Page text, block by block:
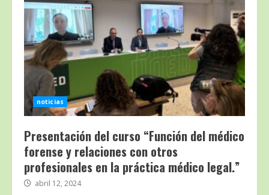
noticias
Presentación del curso “Función del médico
forense y relaciones con otros
profesionales en la práctica médico legal.”
abril 12, 2024